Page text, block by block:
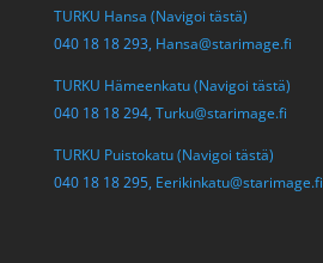
TURKU Hansa (Navigoi tästä)
040 18 18 293, Hansa@starimage.fi
TURKU Hämeenkatu (Navigoi tästä)
040 18 18 294, Turku@starimage.fi
TURKU Puistokatu (Navigoi tästä)
040 18 18 295, Eerikinkatu@starimage.fi